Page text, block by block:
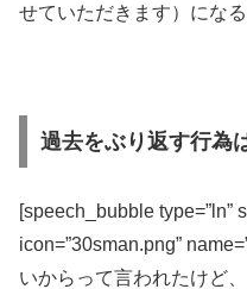
せていただきます）にな
過去をぶり返す行為
[speech_bubble type=”ln”
icon=”30sman.png”
いからって言われたけど